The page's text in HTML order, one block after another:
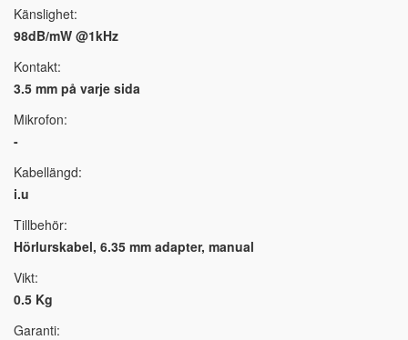
Känslighet:
98dB/mW @1kHz
Kontakt:
3.5 mm på varje sida
Mikrofon:
-
Kabellängd:
i.u
Tillbehör:
Hörlurskabel, 6.35 mm adapter, manual
Vikt:
0.5 Kg
Garanti: